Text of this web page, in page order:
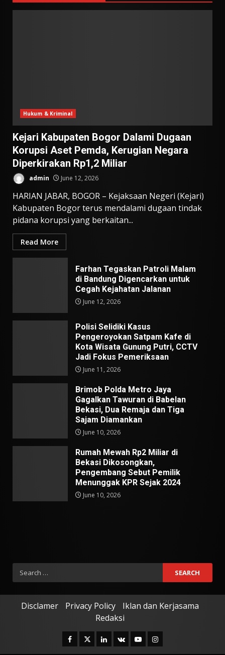
Hukum & Kriminal
Kejari Kabupaten Bogor Dalami Dugaan
Korupsi Aset Pemda, Kerugian Negara
Diperkirakan Rp1,2 Miliar
admin June 12, 2026
HARIAN JABAR, BOGOR – Kejaksaan Negeri (Kejari)
Kabupaten Bogor terus mendalami dugaan tindak
pidana korupsi yang berkaitan...
Read More
Farhan Tegaskan Patroli Malam
di Bandung Digencarkan untuk
Cegah Kejahatan Jalanan
June 12, 2026
Polisi Selidiki Kasus
Pengeroyokan Satpam Kafe di
Kota Wisata Gunung Putri, CCTV
Jadi Fokus Pemeriksaan
June 11, 2026
Brimob Polda Metro Jaya
Gagalkan Tawuran di Babelan
Bekasi, Dua Remaja dan Tiga
Sajam Diamankan
June 10, 2026
Rumah Mewah Rp2 Miliar di
Bekasi Dikosongkan,
Pengembang Sebut Pemilik
Menunggak KPR Sejak 2024
June 10, 2026
Search
for:
Disclamer Privacy Policy
Iklan dan Kerjasama
Redaksi
Facebook
TwitterLinkedin
VK YoutubeInstagram